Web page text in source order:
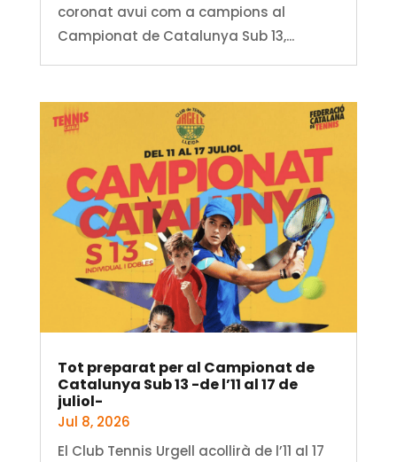
coronat avui com a campions al
Campionat de Catalunya Sub 13,...
Tot preparat per al Campionat de
Catalunya Sub 13 -de l’11 al 17 de
juliol-
Jul 8, 2026
El Club Tennis Urgell acollirà de l’11 al 17